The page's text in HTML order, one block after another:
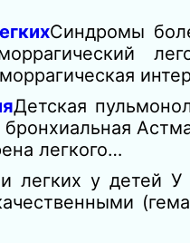
Синдромы
Детская
легкого…
легких у детей У